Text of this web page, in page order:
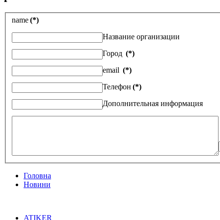
name(*)
Название организации
Город (*)
email (*)
Телефон (*)
Дополнительная информация
Головна
Новини
ATIKER